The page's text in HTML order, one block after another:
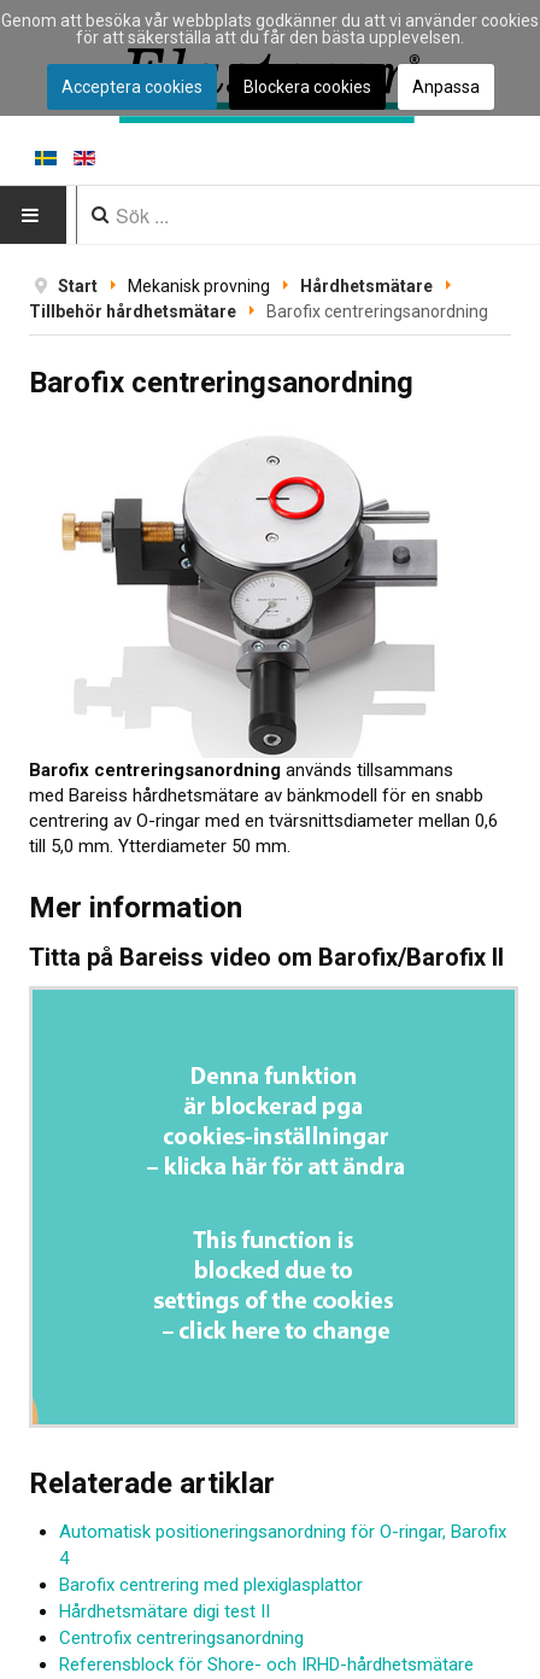
INSTRUMENT
Instrumenttyp
Tillämpningar
KALIBRERING
Provningsmetoder
MER INFO
Webbinarier om materialprovning
Elastocons webbinarier
Ladda ner dokument
Start Mekanisk provning
Hårdhetsmätare
Tillbehör hårdhetsmätare
Barofix centrerings­anordning
Barofix centrerings­anordning
Barofix centrerings­anordning används tillsammans
med Bareiss hårdhetsmätare av bänkmodell för en snabb
centrering av O-ringar med en tvärsnitts­diameter mellan 0,6
till 5,0 mm. Ytter­diameter 50 mm.
Mer information
Titta på Bareiss video om Barofix/Barofix II
Relaterade artiklar
Automatisk positionerings­anordning för O-ringar, Barofix
4
Barofix centrering med plexiglasplattor
Hårdhetsmätare digi test II
Centrofix centrerings­anordning
Referensblock för Shore- och IRHD-hårdhetsmätare
Genom att besöka vår webbplats godkänner du att vi använder cookies
för att säkerställa att du får den bästa upplevelsen.
Acceptera cookies Blockera cookies Anpassa